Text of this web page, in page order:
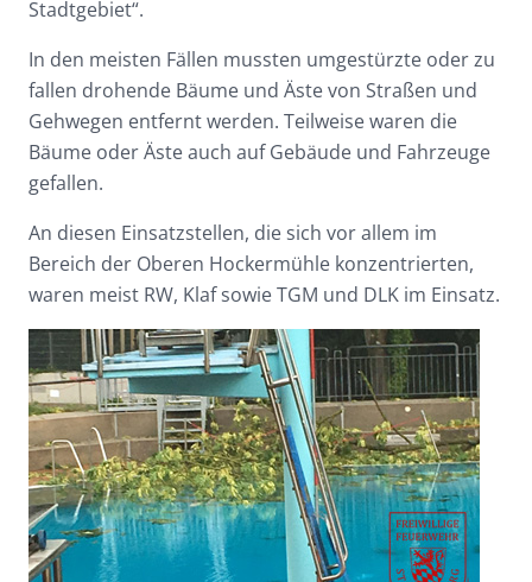
Stadtgebiet“.
In den meisten Fällen mussten umgestürzte oder zu
fallen drohende Bäume und Äste von Straßen und
Gehwegen entfernt werden. Teilweise waren die
Bäume oder Äste auch auf Gebäude und Fahrzeuge
gefallen.
An diesen Einsatzstellen, die sich vor allem im
Bereich der Oberen Hockermühle konzentrierten,
waren meist RW, Klaf sowie TGM und DLK im Einsatz.